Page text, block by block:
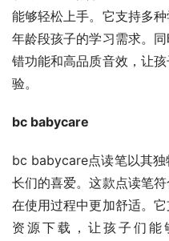
能够轻松上手。它支持多
年龄段孩子的学习需求。
错功能和高品质音效，让
验。
bc babycare
bc babycare点读笔以其独
长们的喜爱。这款点读笔
在使用过程中更加舒适。
资源下载，让孩子们